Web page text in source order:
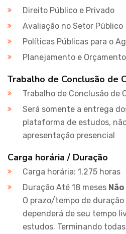
Direito Público e Privado
Avaliação no Setor Público
Políticas Públicas para o
Planejamento e
Trabalho de Conclusão de
Trabalho de Conclusão de
Será somente a entrega
plataforma de estudos,
apresentação presencial
Carga horária / Duração
Carga horária: 1.275 horas
Duração Até 18 meses Não
O prazo/tempo de
dependerá de seu tempo
estudos. Terminando